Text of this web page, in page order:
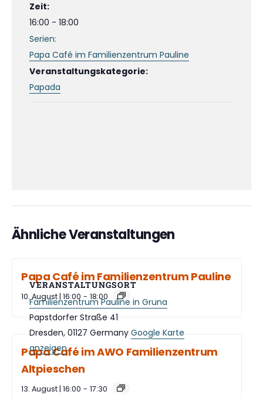
Zeit:
16:00 - 18:00
Serien:
Papa Café im Familienzentrum Pauline
Veranstaltungskategorie:
Papada
VERANSTALTUNGSORT
Familienzentrum Pauline in Gruna
Papstdorfer Straße 41
Dresden, 01127 Germany Google Karte
anzeigen
Ähnliche Veranstaltungen
Papa Café im Familienzentrum Pauline
10. August | 16:00 - 18:00
Papa Café im AWO Familienzentrum
Altpieschen
13. August | 16:00 - 17:30